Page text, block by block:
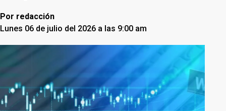
Por redacción
Lunes 06 de julio del 2026 a las 9:00 am